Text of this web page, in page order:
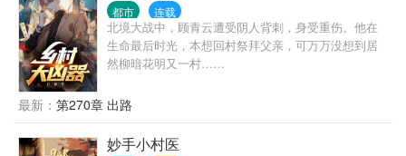
都市 连载
北境大战中，顾青云遭受阴人背刺，身受重伤。他在
生命最后时光，本想回村祭拜父亲，可万万没想到居
然柳暗花明又一村……
最新： 第270章 出路
妙手小村医